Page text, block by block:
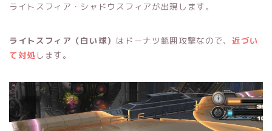
ライトスフィア・シャドウスフィアが出現します。
ライトスフィア（白い球） はドーナツ範囲攻撃なので、近づい
て対処 します。